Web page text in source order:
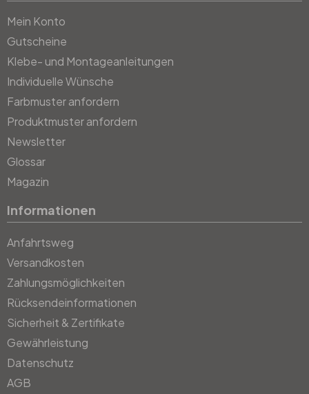
Mein Konto
Gutscheine
Klebe- und Montageanleitungen
Individuelle Wünsche
Farbmuster anfordern
Produktmuster anfordern
Newsletter
Glossar
Magazin
Informationen
Anfahrtsweg
Versandkosten
Zahlungsmöglichkeiten
Rücksendeinformationen
Sicherheit & Zertifikate
Gewährleistung
Datenschutz
AGB